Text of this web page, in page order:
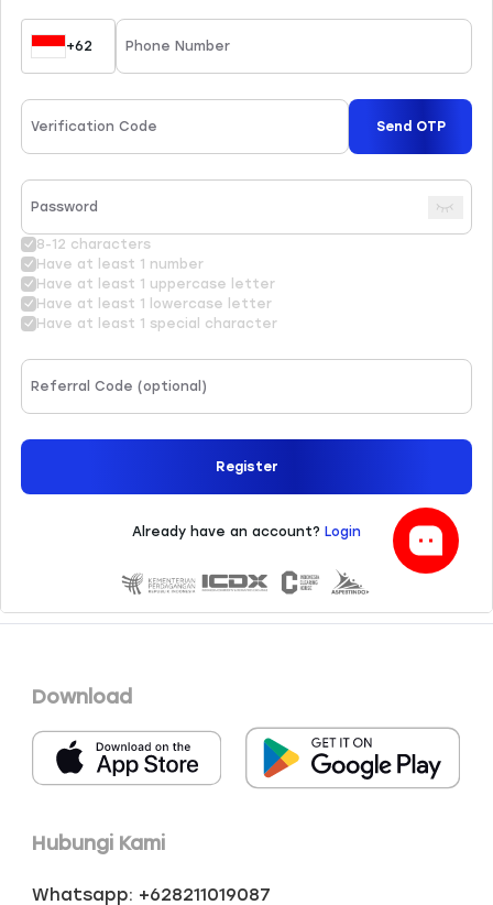
instrumen trading yang dapat Anda
pelajari di website resmi kami.
Download
Hubungi Kami
Whatsapp: +628211019087